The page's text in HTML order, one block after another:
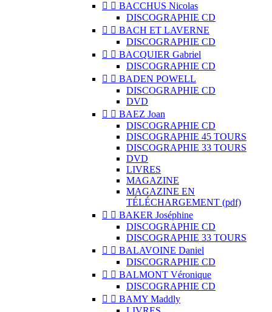
  BACCHUS Nicolas
DISCOGRAPHIE CD
  BACH ET LAVERNE
DISCOGRAPHIE CD
  BACQUIER Gabriel
DISCOGRAPHIE CD
  BADEN POWELL
DISCOGRAPHIE CD
DVD
  BAEZ Joan
DISCOGRAPHIE CD
DISCOGRAPHIE 45 TOURS
DISCOGRAPHIE 33 TOURS
DVD
LIVRES
MAGAZINE
MAGAZINE EN
TÉLÉCHARGEMENT (pdf)
  BAKER Joséphine
DISCOGRAPHIE CD
DISCOGRAPHIE 33 TOURS
  BALAVOINE Daniel
DISCOGRAPHIE CD
  BALMONT Véronique
DISCOGRAPHIE CD
  BAMY Maddly